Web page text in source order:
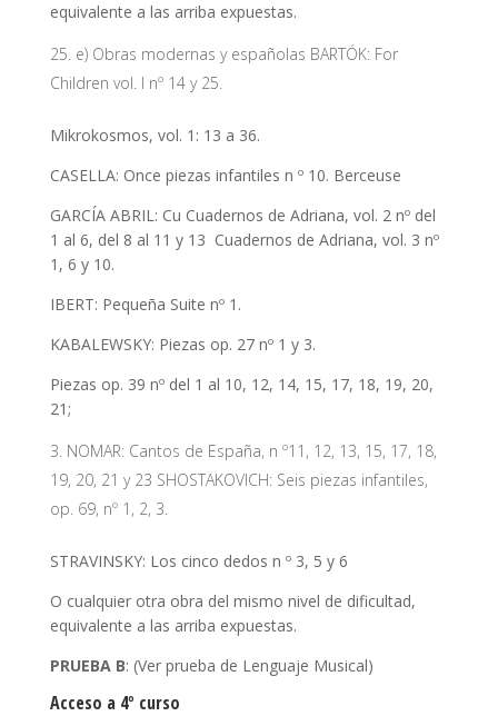
equivalente a las arriba expuestas.
e) Obras modernas y españolas BARTÓK: For
Children vol. I nº 14 y 25.
Mikrokosmos, vol. 1: 13 a 36.
CASELLA: Once piezas infantiles n º 10. Berceuse
GARCÍA ABRIL: Cu Cuadernos de Adriana, vol. 2 nº del
1 al 6, del 8 al 11 y 13 Cuadernos de Adriana, vol. 3 nº
1, 6 y 10.
IBERT: Pequeña Suite nº 1.
KABALEWSKY: Piezas op. 27 nº 1 y 3.
Piezas op. 39 nº del 1 al 10, 12, 14, 15, 17, 18, 19, 20,
21;
NOMAR: Cantos de España, n º11, 12, 13, 15, 17, 18,
19, 20, 21 y 23 SHOSTAKOVICH: Seis piezas infantiles,
op. 69, nº 1, 2, 3.
STRAVINSKY: Los cinco dedos n º 3, 5 y 6
O cualquier otra obra del mismo nivel de dificultad,
equivalente a las arriba expuestas.
PRUEBA B: (Ver prueba de Lenguaje Musical)
Acceso a 4º curso